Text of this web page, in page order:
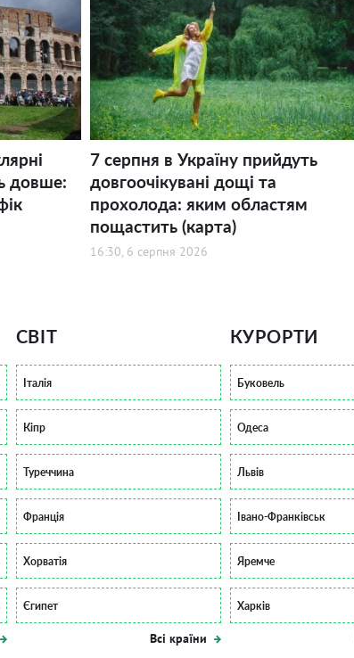
довше:
7 серпня в Україну прийдуть
довгоочікувані дощі та
прохолода: яким областям
пощастить (карта)
16:30, 6 серпня 2026
СВІТ
Італія
Кіпр
Туреччина
Франція
Хорватія
Єгипет
Всі країни
КУРОРТИ
Буковель
Одеса
Львів
Івано-Франківськ
Яремче
Харків